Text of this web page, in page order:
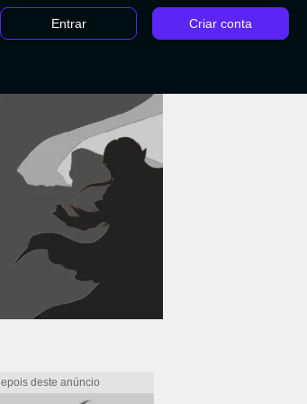
Entrar Criar conta